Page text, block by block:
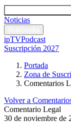
Noticias
ipTVPodcast
Suscripción 2027
Portada
Zona de
Comentarios
Volver a
Comentario Legal
30 de noviembre de